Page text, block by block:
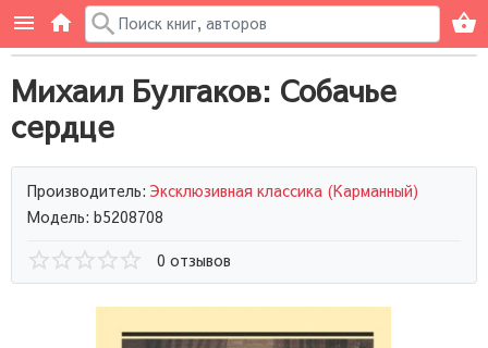
Михаил Булгаков: Собачье
сердце
Производитель: Эксклюзивная классика (Карманный)
Модель: b5208708
0 отзывов